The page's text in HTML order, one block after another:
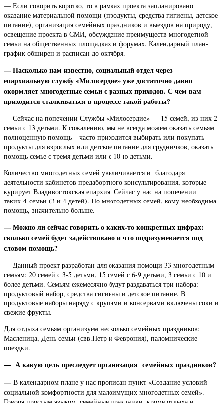
— Если говорить коротко, то в рамках проекта запланировано
оказание материальной помощи (продукты, средства гигиены, детское
питание), организация семейных праздников и выездов на природу,
освещение проекта в СМИ, обсуждение преимуществ многодетной
семьи на общественных площадках и форумах. Календарный план-
график обширен и расписан до октября.
— Насколько нам известно, социальный отдел через
епархиальную службу «Милосердие» уже достаточно давно
окормляет многодетные семьи с разных приходов. С чем вам
приходится сталкиваться в процессе такой работы?
— Сейчас на попечении Службы «Милосердие» — 15 семей, из них 2
семьи с 13 детьми. К сожалению, мы не всегда можем оказать семьям
полноценную помощь – часто приходится выбирать или покупать
продукты для взрослых или детское питание для грудничков, оказать
помощь семье с тремя детьми или с 10-ю детьми.
Количество многодетных семей увеличивается и благодаря
деятельности кабинетов предабортного консультирования, которые
курирует Владивостокская епархия. Сейчас у нас на попечении
таких 4 семьи (3 и 4 детей). Но многодетных семей, кому необходима
помощь, значительно больше.
— Можно ли сейчас говорить о каких-то конкретных цифрах:
сколько семей будет задействовано и что подразумевается под
словом помощь?
— Данный проект разработан для оказания помощи 33 многодетным
семьям: 20 семей с 3-5 детьми, 15 семей с 6-9 детьми, 3 семьи с 10 и
более детьми. Семьям ежемесячно будут раздаваться три набора:
продуктовый набор, средства гигиены и детское питание. В
продуктовые наборы наряду с крупами и консервами включены соки и
свежие фрукты.
Для отдыха семьям организуем несколько семейных праздников:
Масленица, День семьи (свв.Петр и Феврония), паломнические
поездки.
— А какую цель преследует организация семейных праздников?
— В календарном плане у нас прописан пункт «Создание условий
социальной комфортности для малоимущих многодетных семей».
Говоря простым языком, семейные праздники, кроме отдыха и